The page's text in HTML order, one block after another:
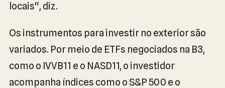
locais", diz.
Os instrumentos para investir no exterior são
variados. Por meio de ETFs negociados na B3,
como o IVVB11 e o NASD11, o investidor
acompanha índices como o S&P 500 e o